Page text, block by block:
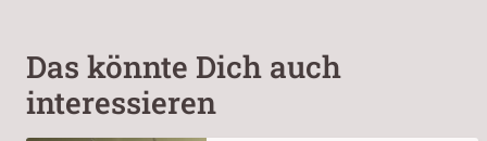
Das könnte Dich auch
interessieren